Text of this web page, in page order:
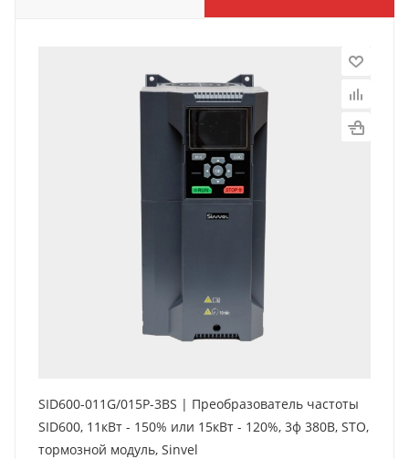
SID600-011G/015P-3BS | Преобразователь частоты
SID600, 11кВт - 150% или 15кВт - 120%, 3ф 380В, STO,
тормозной модуль, Sinvel